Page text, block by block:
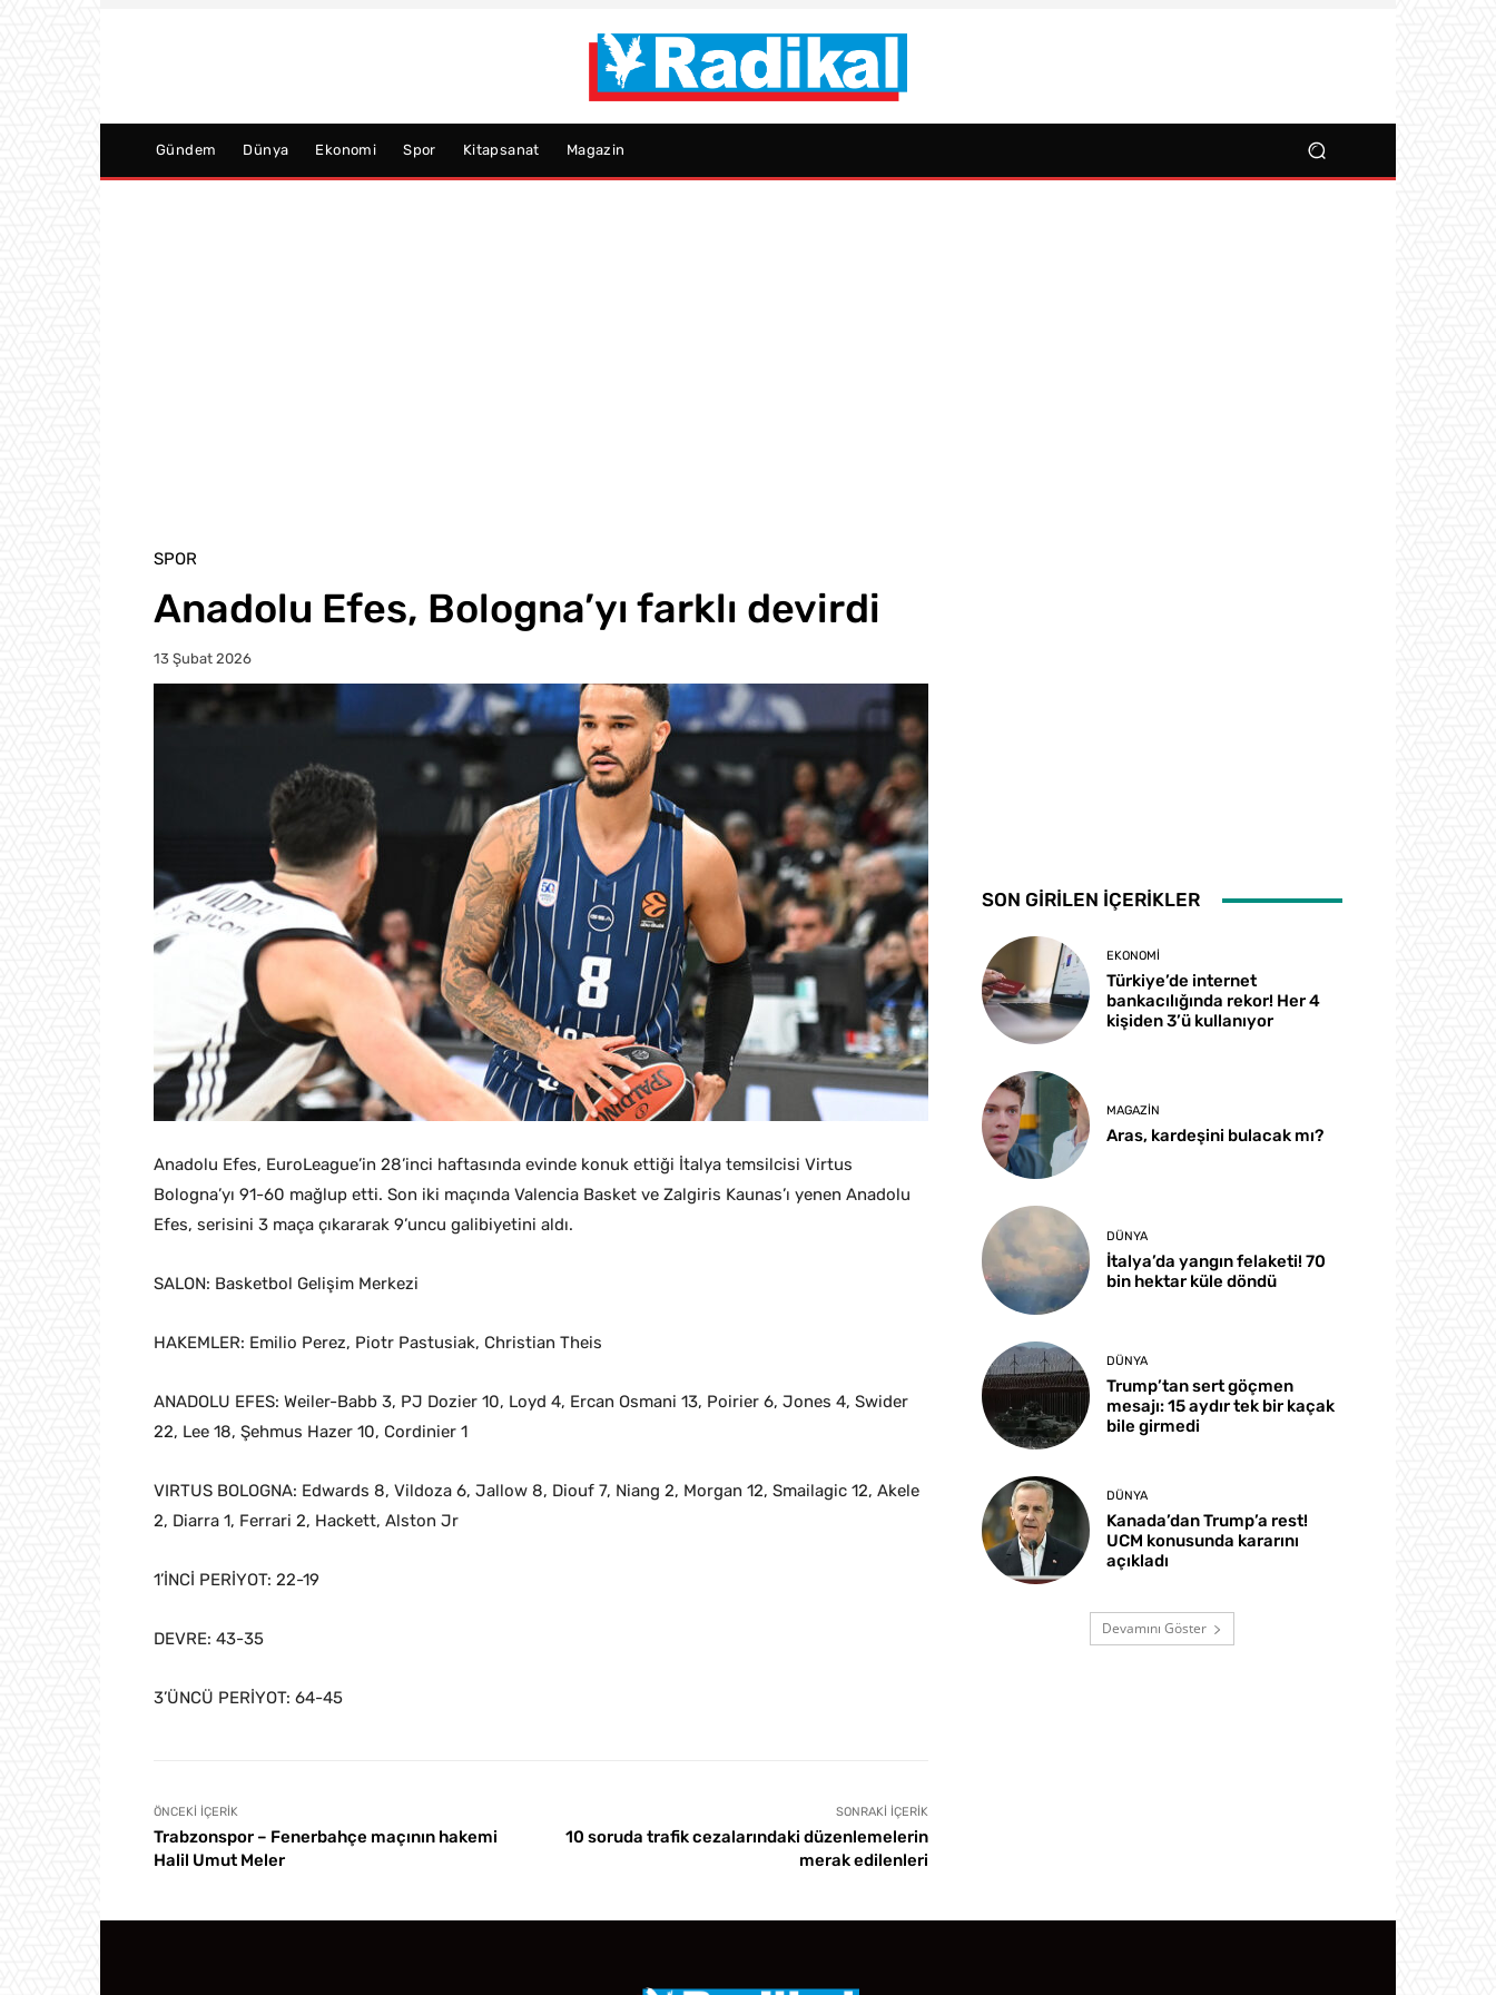
Gündem Dünya Ekonomi Spor Kitapsanat Magazin
SPOR
Anadolu Efes, Bologna’yı farklı devirdi
13 Şubat 2026
Anadolu Efes, EuroLeague’in 28’inci haftasında evinde konuk ettiği İtalya temsilcisi Virtus
Bologna’yı 91-60 mağlup etti. Son iki maçında Valencia Basket ve Zalgiris Kaunas’ı yenen Anadolu
Efes, serisini 3 maça çıkararak 9’uncu galibiyetini aldı.
SALON: Basketbol Gelişim Merkezi
HAKEMLER: Emilio Perez, Piotr Pastusiak, Christian Theis
ANADOLU EFES: Weiler-Babb 3, PJ Dozier 10, Loyd 4, Ercan Osmani 13, Poirier 6, Jones 4, Swider
22, Lee 18, Şehmus Hazer 10, Cordinier 1
VIRTUS BOLOGNA: Edwards 8, Vildoza 6, Jallow 8, Diouf 7, Niang 2, Morgan 12, Smailagic 12, Akele
2, Diarra 1, Ferrari 2, Hackett, Alston Jr
1’İNCİ PERİYOT: 22-19
DEVRE: 43-35
3’ÜNCÜ PERİYOT: 64-45
ÖNCEKI İÇERIK
Trabzonspor – Fenerbahçe maçının hakemi
Halil Umut Meler
SONRAKI İÇERIK
10 soruda trafik cezalarındaki düzenlemelerin
merak edilenleri
SON GİRİLEN İÇERİKLER
EKONOMI
Türkiye’de internet
bankacılığında rekor! Her 4
kişiden 3’ü kullanıyor
MAGAZIN
Aras, kardeşini bulacak mı?
DÜNYA
İtalya’da yangın felaketi! 70
bin hektar küle döndü
DÜNYA
Trump’tan sert göçmen
mesajı: 15 aydır tek bir kaçak
bile girmedi
DÜNYA
Kanada’dan Trump’a rest!
UCM konusunda kararını
açıkladı
Devamını Göster